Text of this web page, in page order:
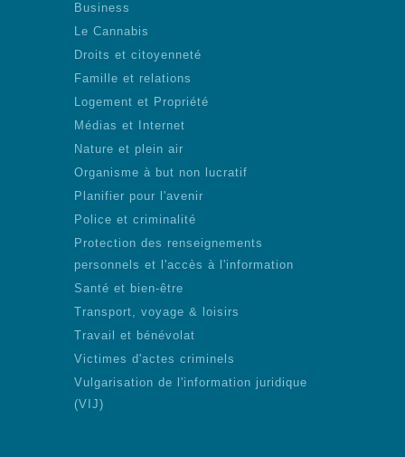
Business
Le Cannabis
Droits et citoyenneté
Famille et relations
Logement et Propriété
Médias et Internet
Nature et plein air
Organisme à but non lucratif
Planifier pour l'avenir
Police et criminalité
Protection des renseignements
personnels et l'accès à l'information
Santé et bien-être
Transport, voyage & loisirs
Travail et bénévolat
Victimes d'actes criminels
Vulgarisation de l'information juridique
(VIJ)